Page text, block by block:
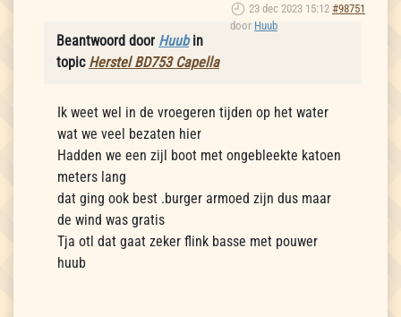
23 dec 2023 15:12 #98751
door Huub
Beantwoord door Huubin
topic Herstel BD753 Capella
Ik weet wel in de vroegeren tijden op het water
wat we veel bezaten hier
Hadden we een zijl boot met ongebleekte katoen
meters lang
dat ging ook best .burger armoed zijn dus maar
de wind was gratis
Tja otl dat gaat zeker flink basse met pouwer
huub